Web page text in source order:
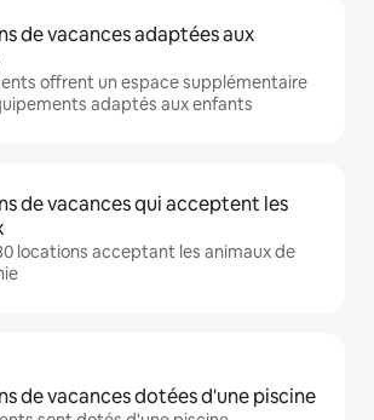
de vacances adaptées aux
offrent un espace supplémentaire
adaptés aux enfants
de vacances qui acceptent les
locations acceptant les animaux de
de vacances dotées d'une piscine